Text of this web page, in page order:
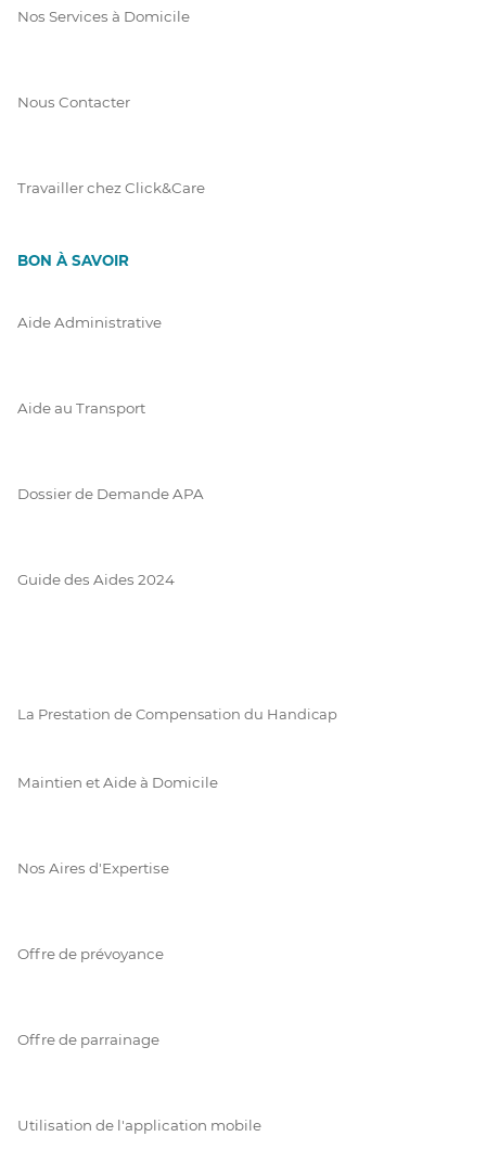
Nos Services à Domicile
Nous Contacter
Travailler chez Click&Care
BON À SAVOIR
Aide Administrative
Aide au Transport
Dossier de Demande APA
Guide des Aides 2024
La Prestation de Compensation du Handicap
Maintien et Aide à Domicile
Nos Aires d'Expertise
Offre de prévoyance
Offre de parrainage
Utilisation de l'application mobile